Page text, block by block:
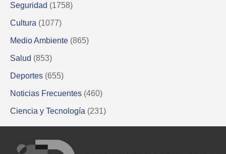
Seguridad (1758)
Cultura (1077)
Medio Ambiente (865)
Salud (853)
Deportes (655)
Noticias Frecuentes (460)
Ciencia y Tecnología (231)